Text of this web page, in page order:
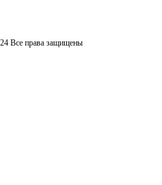
Все права защищены